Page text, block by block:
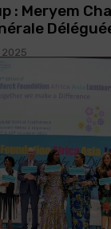
: Meryem
2025